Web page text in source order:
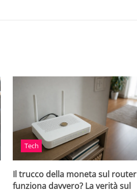
Tech
Il trucco della moneta sul router
funziona davvero? La verità sul